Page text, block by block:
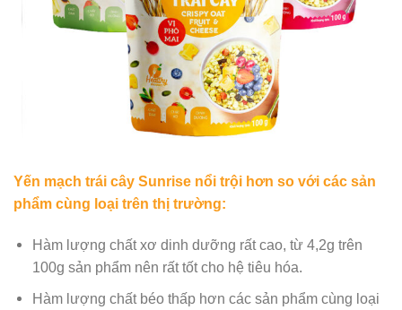
Yến mạch trái cây Sunrise nổi trội hơn so với các sản
phẩm cùng loại trên thị trường:
Hàm lượng chất xơ dinh dưỡng rất cao, từ 4,2g trên
100g sản phẩm nên rất tốt cho hệ tiêu hóa.
Hàm lượng chất béo thấp hơn các sản phẩm cùng loại